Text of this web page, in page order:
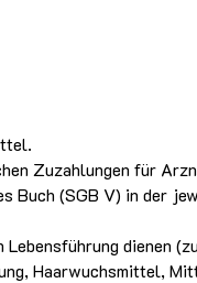
Zuzahlungen für
Buch (SGB V) in der
dienen
Haarwuchsmittel,